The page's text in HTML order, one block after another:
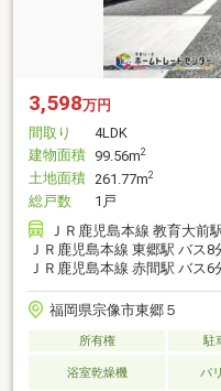
3,598万円
間取り
4LDK
建物面積 99.56m2
土地面積 261.77m2
総戸数
1戸
ＪＲ鹿児島本線 教育大前
ＪＲ鹿児島本線 東郷駅 バス
ＪＲ鹿児島本線 赤間駅 バス
福岡県宗像市東郷５
所有権 駐
浴室乾燥機 バ